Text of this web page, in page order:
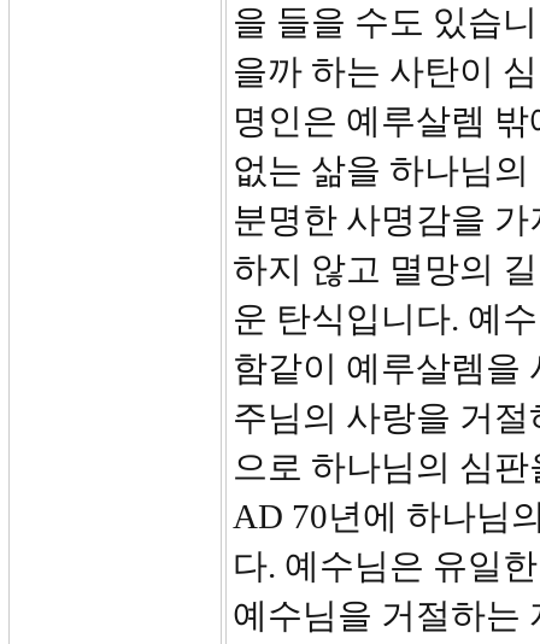
을 들을 수도 있습
을까 하는 사탄이
명인은 예루살렘
없는 삶을 하나님
분명한 사명감을
하지 않고 멸망의
운 탄식입니다. 예
함같이 예루살렘을
주님의 사랑을 거
으로 하나님의 심
AD 70년에 하나님
다. 예수님은 유일
예수님을 거절하는